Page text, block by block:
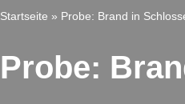
Startseite » Probe: Brand in
Probe: